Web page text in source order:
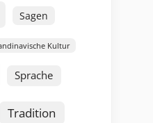
Sagen
Kultur
Sprache
Tradition